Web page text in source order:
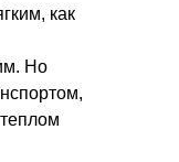
как
Но